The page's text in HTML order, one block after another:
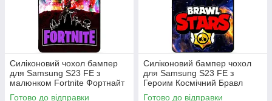
Силіконовий чохол бампер
для Samsung S23 FE з
малюнком Fortnite Фортнайт
Готово до відправки
Силіконовий бампер чохол
для Samsung S23 FE з
Героим Космічний Бравл
Білий Ворон
Готово до відправки